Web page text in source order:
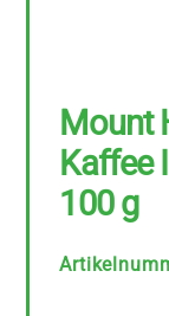
Mount
Kaffee
100 g